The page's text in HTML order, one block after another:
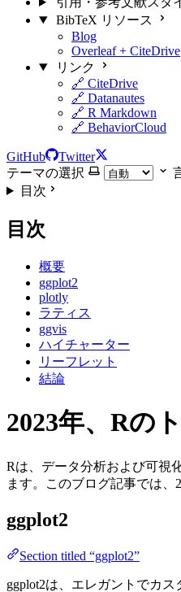
BibTeX リソース
Blog
Overleaf + CiteDrive
リンク
🔗 CiteDrive
🔗 Datanautes
🔗 R Markdown
🔗 BehaviorCloud
GitHub
Twitter
テーマの選択
目次
目次
概要
ggplot2
plotly
ラティス
ggvis
ハイチャーター
リーフレット
結論
2023年、Rの
Rは、データ分析および可視
ます。このブログ記事では、
ggplot2
Section titled “ggplot2”
ggplot2は、エレガントでカ